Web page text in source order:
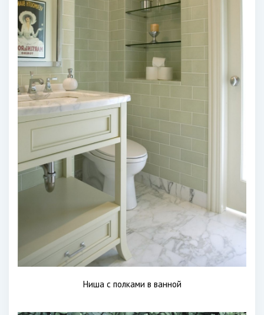
Ниша с полками в ванной